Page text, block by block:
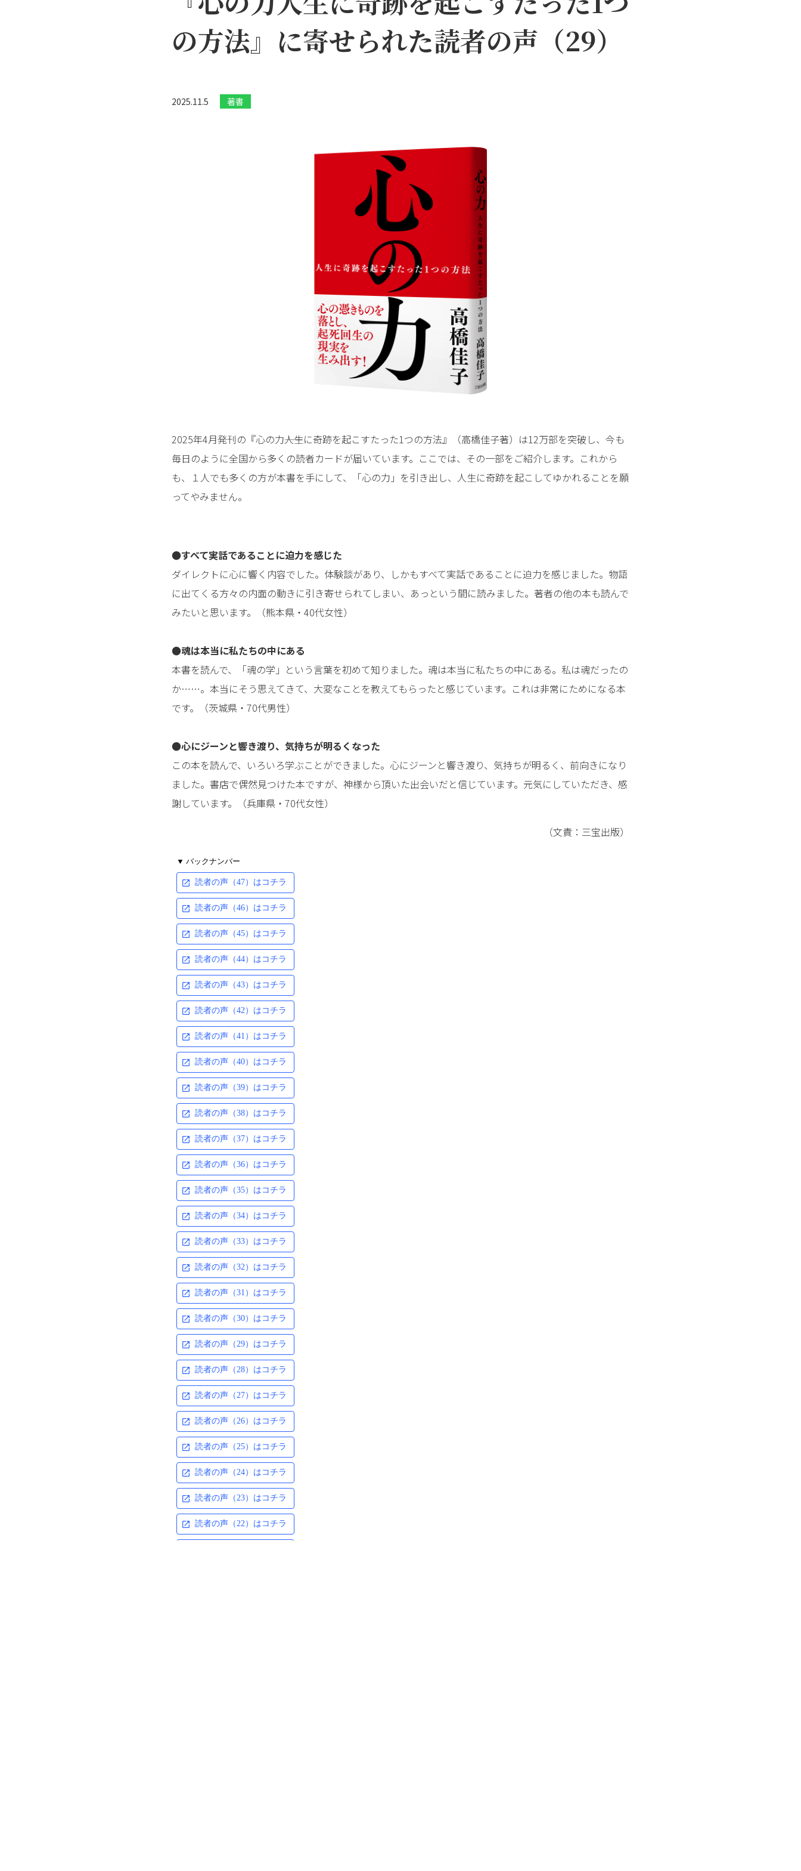
の方法』に寄せられた読者の声（29）
2025.11.5 著書
2025年4月発刊の『心の力――人生に奇跡を起こすたった1つの方法』（高橋佳子著）は12万部を突破し、今も
毎日のように全国から多くの読者カードが届いています。ここでは、その一部をご紹介します。これから
も、１人でも多くの方が本書を手にして、「心の力」を引き出し、人生に奇跡を起こしてゆかれることを願
ってやみません。
●すべて実話であることに迫力を感じた
ダイレクトに心に響く内容でした。体験談があり、しかもすべて実話であることに迫力を感じました。物語
に出てくる方々の内面の動きに引き寄せられてしまい、あっという間に読みました。著者の他の本も読んで
みたいと思います。（熊本県・40代女性）
●魂は本当に私たちの中にある
本書を読んで、「魂の学」という言葉を初めて知りました。魂は本当に私たちの中にある。私は魂だったの
か……。本当にそう思えてきて、大変なことを教えてもらったと感じています。これは非常にためになる本
です。（茨城県・70代男性）
●心にジーンと響き渡り、気持ちが明るくなった
この本を読んで、いろいろ学ぶことができました。心にジーンと響き渡り、気持ちが明るく、前向きになり
ました。書店で偶然見つけた本ですが、神様から頂いた出会いだと信じています。元気にしていただき、感
謝しています。（兵庫県・70代女性）
（文責：三宝出版）